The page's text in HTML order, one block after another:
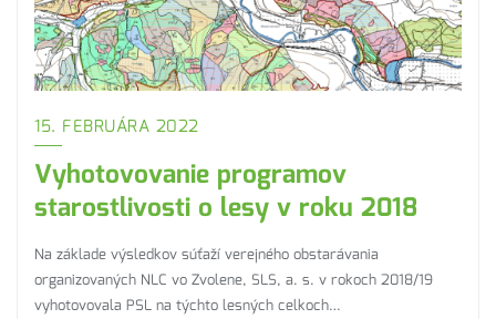
15. FEBRUÁRA 2022
Vyhotovovanie programov
starostlivosti o lesy v roku 2018
Na základe výsledkov súťaží verejného obstarávania
organizovaných NLC vo Zvolene, SLS, a. s. v rokoch 2018/19
vyhotovovala PSL na týchto lesných celkoch…